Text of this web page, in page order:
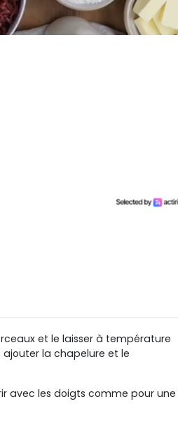
et le laisser à température
la chapelure et le
avec les doigts comme pour une